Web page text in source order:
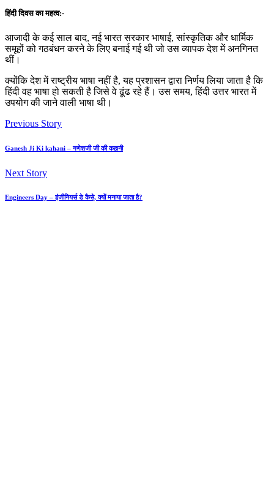
हिंदी दिवस का महत्व:-
आजादी के कई साल बाद, नई भारत सरकार भाषाई, सांस्कृतिक और धार्मिक
समूहों को गठबंधन करने के लिए बनाई गई थी जो उस व्यापक देश में अनगिनत
थीं।
क्योंकि देश में राष्ट्रीय भाषा नहीं है, यह प्रशासन द्वारा निर्णय लिया जाता है कि
हिंदी वह भाषा हो सकती है जिसे वे ढूंढ रहे हैं। उस समय, हिंदी उत्तर भारत में
उपयोग की जाने वाली भाषा थी।
Previous Story
Ganesh Ji Ki kahani – गणेशजी जी की कहानी
Next Story
Engineers Day – इंजीनियर्स डे कैसे, क्यों मनाया जाता है?